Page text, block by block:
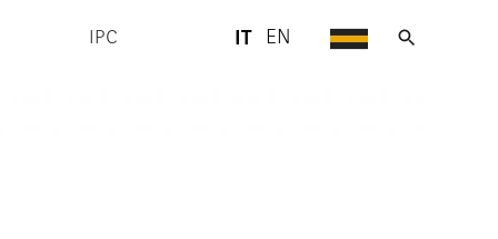
IPC IT EN